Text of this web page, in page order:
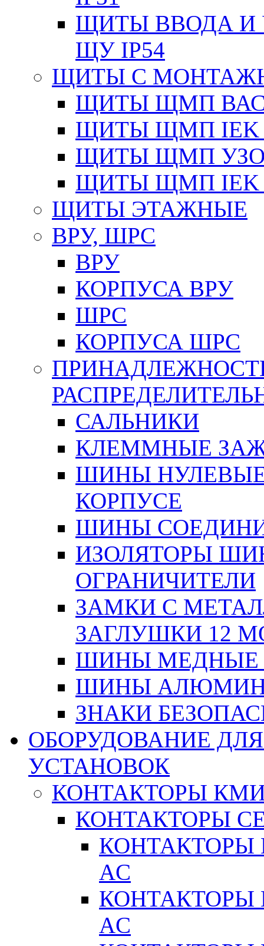
ЩИТЫ ВВОДА И
ЩУ IP54
ЩИТЫ С
ЩИТЫ ЩМП ВАС
ЩИТЫ ЩМП IEK
ЩИТЫ ЩМП
ЩИТЫ ЩМП IEK
ЩИТЫ ЭТАЖНЫЕ
ВРУ, ШРС
ВРУ
КОРПУСА ВРУ
ШРС
КОРПУСА ШРС
САЛЬНИКИ
КЛЕММНЫЕ
ШИНЫ
КОРПУСЕ
ШИНЫ
ИЗОЛЯТОРЫ
ОГРАНИЧИТЕЛИ
ЗАМКИ С
ЗАГЛУШКИ 12
ШИНЫ МЕДНЫЕ
ШИНЫ
ЗНАКИ
ОБОРУДОВАНИЕ
УСТАНОВОК
КОНТАКТОРЫ
КОНТАКТОРЫ
КОНТАКТОРЫ
AC
КОНТАКТОРЫ
AC